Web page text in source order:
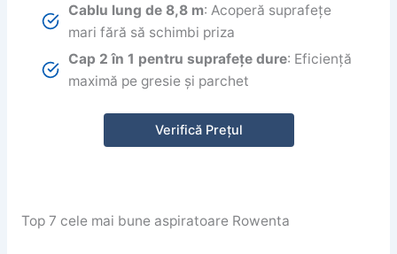
Cablu lung de 8,8 m: Acoperă suprafețe
mari fără să schimbi priza
Cap 2 în 1 pentru suprafețe dure: Eficiență
maximă pe gresie și parchet
Verifică Prețul
Top 7 cele mai bune aspiratoare Rowenta